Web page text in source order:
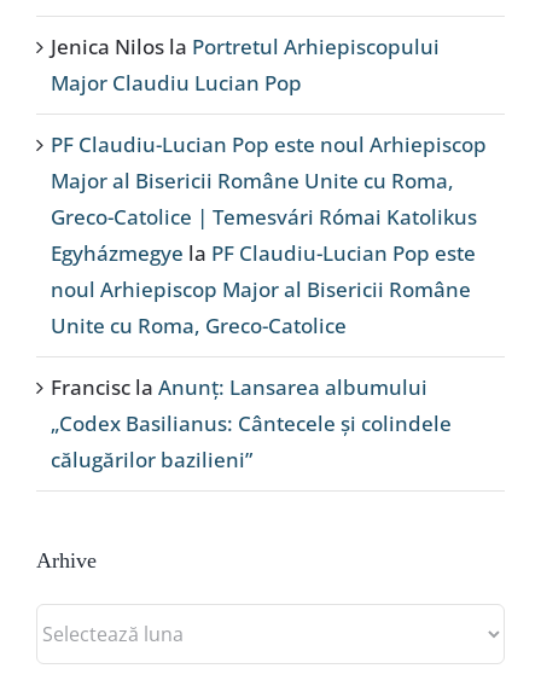
Jenica Nilos la Portretul Arhiepiscopului
Major Claudiu Lucian Pop
PF Claudiu-Lucian Pop este noul Arhiepiscop
Major al Bisericii Române Unite cu Roma,
Greco-Catolice | Temesvári Római Katolikus
Egyházmegye la PF Claudiu-Lucian Pop este
noul Arhiepiscop Major al Bisericii Române
Unite cu Roma, Greco-Catolice
Francisc la Anunț: Lansarea albumului
„Codex Basilianus: Cântecele și colindele
călugărilor bazilieni”
Arhive
Arhive